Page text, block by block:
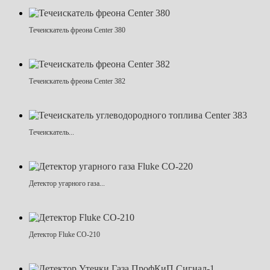
Течеискатель фреона Center 380
Течеискатель фреона Center 382
Течеискатель...
Детектор угарного газа...
Детектор Fluke CO-210